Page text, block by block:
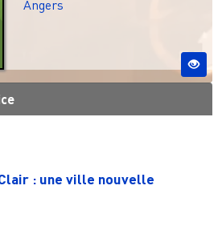
Angers
: une ville nouvelle